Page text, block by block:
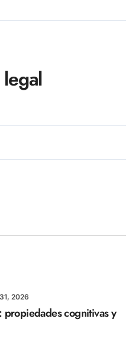
2026
cognitivas y